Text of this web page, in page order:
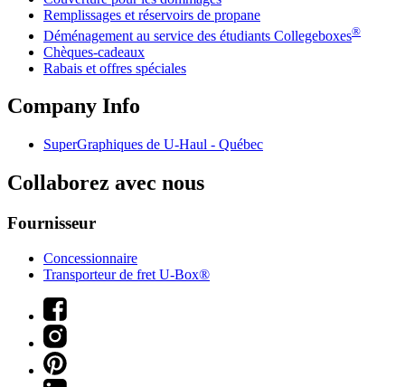
Remplissages et réservoirs de propane
Déménagement au service des étudiants Collegeboxes®
Chèques-cadeaux
Rabais et offres spéciales
Company Info
SuperGraphiques de U-Haul - Québec
Collaborez avec nous
Fournisseur
Concessionnaire
Transporteur de fret U-Box®